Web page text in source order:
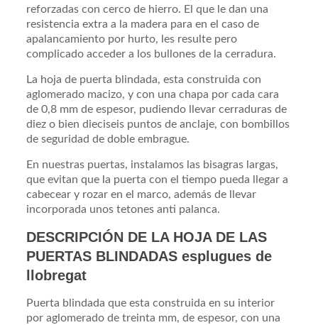
reforzadas con cerco de hierro. El que le dan una
resistencia extra a la madera para en el caso de
apalancamiento por hurto, les resulte pero
complicado acceder a los bullones de la cerradura.
La hoja de puerta blindada, esta construida con
aglomerado macizo, y con una chapa por cada cara
de 0,8 mm de espesor, pudiendo llevar cerraduras de
diez o bien dieciseis puntos de anclaje, con bombillos
de seguridad de doble embrague.
En nuestras puertas, instalamos las bisagras largas,
que evitan que la puerta con el tiempo pueda llegar a
cabecear y rozar en el marco, además de llevar
incorporada unos tetones anti palanca.
DESCRIPCIÓN DE LA HOJA DE LAS
PUERTAS BLINDADAS esplugues de
llobregat
Puerta blindada que esta construida en su interior
por aglomerado de treinta mm, de espesor, con una